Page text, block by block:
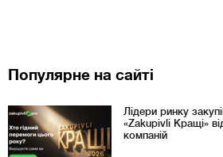
Популярне на сайті
Лідери ринку
«Zakupivli Кращі»
компаній